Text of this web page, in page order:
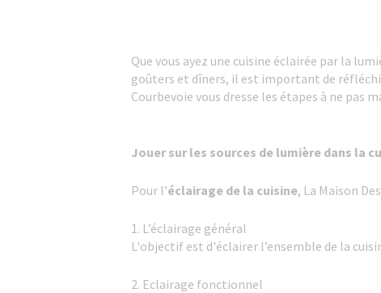
Que vous ayez une cuisine éclairée par la
goûters et dîners, il est important de
Courbevoie vous dresse les étapes à ne pas
Jouer sur les sources de lumière dans la
Pour l’éclairage de la cuisine, La Maison
1. L’éclairage général
L'objectif est d'éclairer l’ensemble de la
2. Eclairage fonctionnel